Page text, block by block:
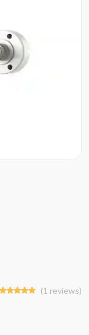
(1 reviews)